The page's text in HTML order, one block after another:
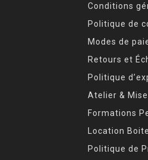
Conditions
Politique de
Modes de
Retours et
Politique
Atelier &
Formations
Location
Politique de